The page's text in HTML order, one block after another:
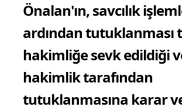
Önalan'ın, savcılık
ardından tutuklanması
hakimliğe sevk edildiği
hakimlik tarafından
tutuklanmasına karar